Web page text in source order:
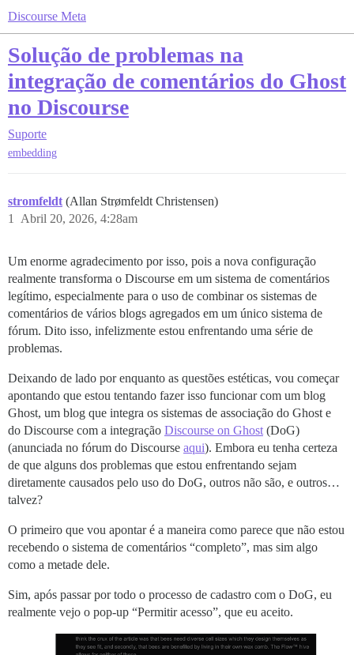
Discourse Meta
Solução de problemas na
integração de comentários do Ghost
no Discourse
Suporte
embedding
stromfeldt (Allan Strømfeldt Christensen)
Abril 20, 2026, 4:28am
1
Um enorme agradecimento por isso, pois a nova configuração
realmente transforma o Discourse em um sistema de comentários
legítimo, especialmente para o uso de combinar os sistemas de
comentários de vários blogs agregados em um único sistema de
fórum. Dito isso, infelizmente estou enfrentando uma série de
problemas.
Deixando de lado por enquanto as questões estéticas, vou começar
apontando que estou tentando fazer isso funcionar com um blog
Ghost, um blog que integra os sistemas de associação do Ghost e
do Discourse com a integração Discourse on Ghost (DoG)
(anunciada no fórum do Discourse aqui). Embora eu tenha certeza
de que alguns dos problemas que estou enfrentando sejam
diretamente causados pelo uso do DoG, outros não são, e outros…
talvez?
O primeiro que vou apontar é a maneira como parece que não estou
recebendo o sistema de comentários “completo”, mas sim algo
como a metade dele.
Sim, após passar por todo o processo de cadastro com o DoG, eu
realmente vejo o pop-up “Permitir acesso”, que eu aceito.